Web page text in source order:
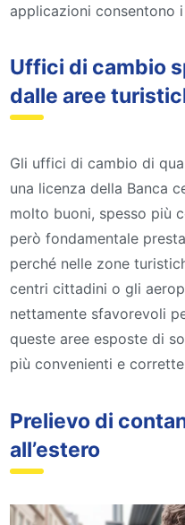
applicazioni consentono
Uffici di cambio
dalle aree
Gli uffici di cambio di
una licenza della Banca
molto buoni, spesso più
però fondamentale
perché nelle zone
centri cittadini o gli
nettamente sfavorevoli
queste aree esposte di
più convenienti e
Prelievo di
all’estero